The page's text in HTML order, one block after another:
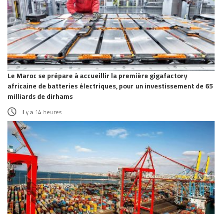
Le Maroc se prépare à accueillir la première gigafactory
africaine de batteries électriques, pour un investissement de 65
milliards de dirhams
il y a 14 heures